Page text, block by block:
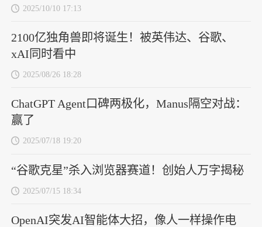
2025/10/10 17:13
2100亿独角兽即将诞生！被英伟达、谷歌、
xAI同时看中
2025/08/26 18:28
ChatGPT Agent口碑两极化，Manus隔空对战：
赢了
2025/07/18 19:20
“谷歌克星”杀入浏览器赛道！创始人万字揭秘
2025/07/15 18:34
OpenAI突发AI智能体大招，像人一样操作电